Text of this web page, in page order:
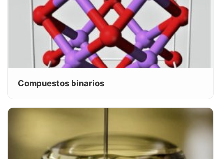
Compuestos binarios